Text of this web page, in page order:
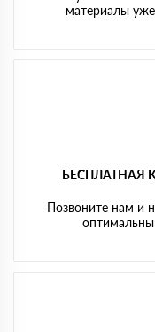
материалы уже
БЕСПЛАТНАЯ
Позвоните нам и